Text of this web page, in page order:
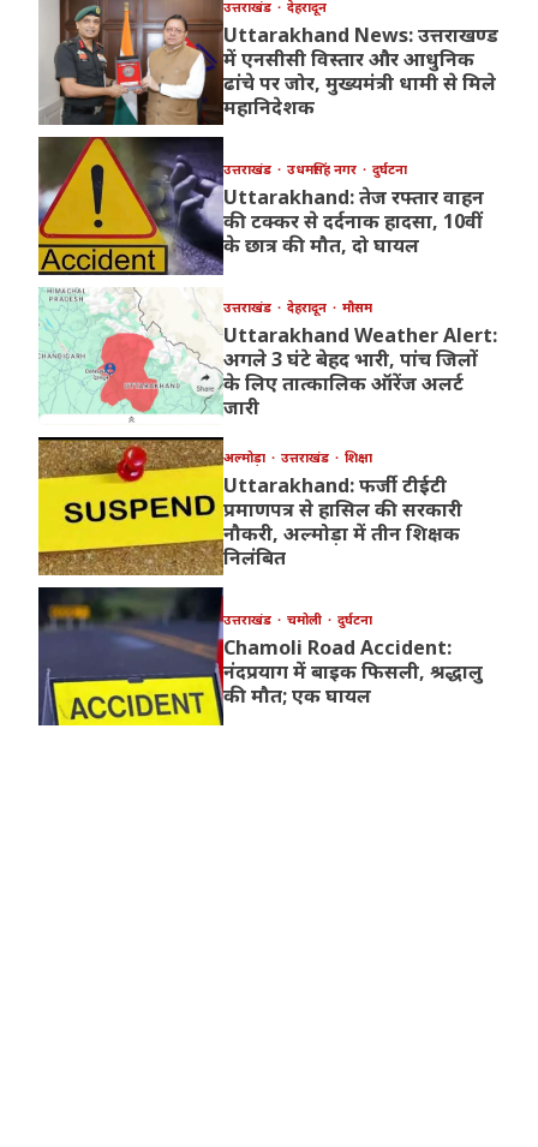
उत्तराखंड देहरादून
Uttarakhand News: उत्तराखण्ड
में एनसीसी विस्तार और आधुनिक
ढांचे पर जोर, मुख्यमंत्री धामी से मिले
महानिदेशक
उत्तराखंड उधमसिंह नगर दुर्घटना
Uttarakhand: तेज रफ्तार वाहन
की टक्कर से दर्दनाक हादसा, 10वीं
के छात्र की मौत, दो घायल
उत्तराखंड देहरादून मौसम
Uttarakhand Weather Alert:
अगले 3 घंटे बेहद भारी, पांच जिलों
के लिए तात्कालिक ऑरेंज अलर्ट
जारी
अल्मोड़ा उत्तराखंड शिक्षा
Uttarakhand: फर्जी टीईटी
प्रमाणपत्र से हासिल की सरकारी
नौकरी, अल्मोड़ा में तीन शिक्षक
निलंबित
उत्तराखंड चमोली दुर्घटना
Chamoli Road Accident:
नंदप्रयाग में बाइक फिसली, श्रद्धालु
की मौत; एक घायल